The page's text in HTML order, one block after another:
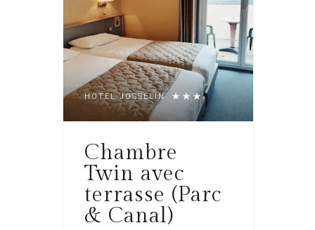
HOTEL JOSSELIN
Chambre
Twin avec
terrasse (Parc
& Canal)